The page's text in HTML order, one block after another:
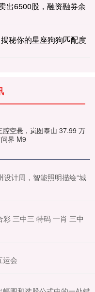
出6500股，融资融券余
秘你的星座狗狗匹配度
腔空悬，岚图泰山 37.99 万
界 M9
设计周，智能照明描绘“城
三中三 特码 一肖 三中
运会